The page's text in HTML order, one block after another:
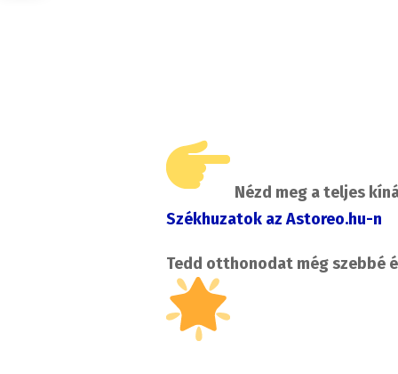
Nézd meg a teljes
Székhuzatok az Astoreo.hu-n
Tedd otthonodat még szebbé